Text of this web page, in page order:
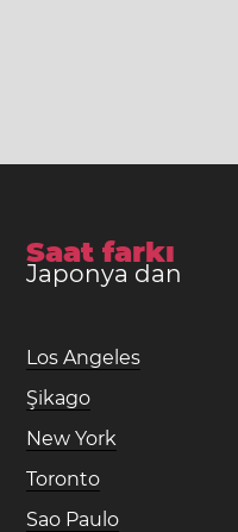
Saat farkı
Japonya dan
Los Angeles
Şikago
New York
Toronto
Sao Paulo